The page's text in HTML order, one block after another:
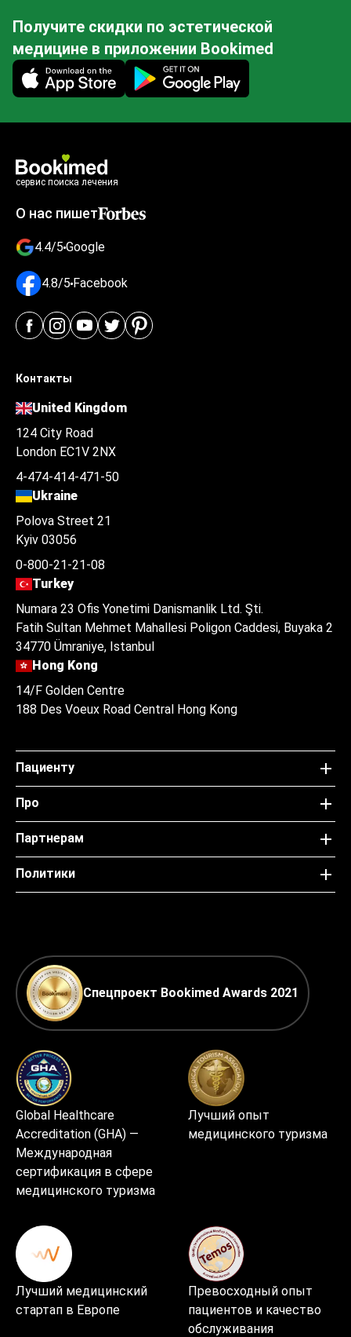
Получите скидки по эстетической
медицине в приложении Bookimed
Mobile app illustration
сервис поиска лечения
О нас пишет
4.4/5 Google
4.8/5 Facebook
Контакты
United Kingdom
124 City Road
London EC1V 2NX
4-474-414-471-50
Ukraine
Polova Street 21
Kyiv 03056
0-800-21-21-08
Turkey
Numara 23 Ofis Yonetimi Danismanlik Ltd. Şti.
Fatih Sultan Mehmet Mahallesi Poligon Caddesi, Buyaka 2
34770 Ümraniye, Istanbul
Hong Kong
14/F Golden Centre
188 Des Voeux Road Central Hong Kong
Пациенту
Про
Партнерам
Политики
Спецпроект Bookimed Awards 2021
Global Healthcare
Accreditation (GHA) —
Международная
сертификация в сфере
медицинского туризма
Лучший опыт
медицинского туризма
Лучший медицинский
стартап в Европе
Превосходный опыт
пациентов и качество
обслуживания